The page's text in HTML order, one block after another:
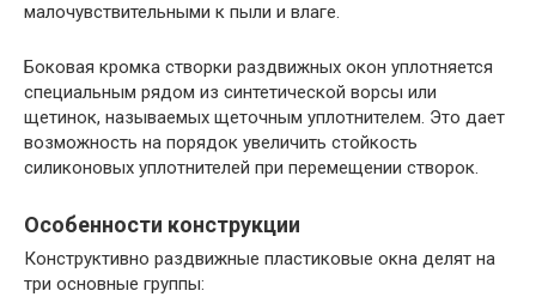
малочувствительными к пыли и влаге.
Боковая кромка створки раздвижных окон уплотняется
специальным рядом из синтетической ворсы или
щетинок, называемых щеточным уплотнителем. Это дает
возможность на порядок увеличить стойкость
силиконовых уплотнителей при перемещении створок.
Особенности конструкции
Конструктивно раздвижные пластиковые окна делят на
три основные группы: